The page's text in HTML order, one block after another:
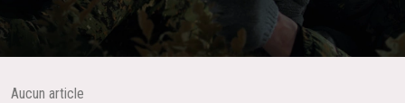
Aucun article